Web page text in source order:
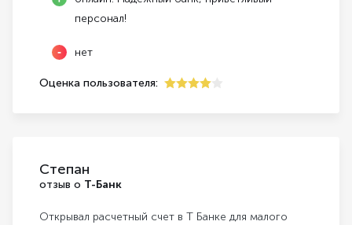
персонал!
нет
Оценка пользователя:
Степан
отзыв о Т-Банк
Открывал расчетный счет в Т Банке для малого